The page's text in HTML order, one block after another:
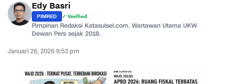
Edy Basri
PIMRED ✓ Verified
Pimpinan Redaksi Katasulsel.com. Wartawan Utama UKW
Dewan Pers sejak 2018.
Januari 26, 2026 9:53 pm